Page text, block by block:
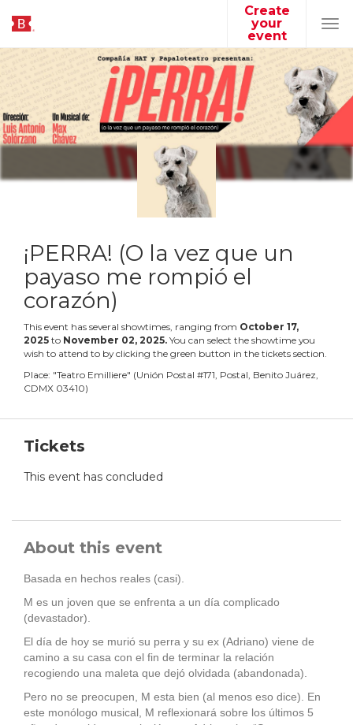
Create
your
event
¡PERRA! (O la vez que un
payaso me rompió el
corazón)
This event has several showtimes, ranging from October 17,
2025 to November 02, 2025. You can select the showtime you
wish to attend to by clicking the green button in the tickets section.
Place: "Teatro Emilliere" (Unión Postal #171, Postal, Benito Juárez,
CDMX 03410)
Tickets
This event has concluded
About this event
Basada en hechos reales (casi).
M es un joven que se enfrenta a un día complicado
(devastador).
El día de hoy se murió su perra y su ex (Adriano) viene de
camino a su casa con el fin de terminar la relación
recogiendo una maleta que dejó olvidada (abandonada).
Pero no se preocupen, M esta bien (al menos eso dice). En
este monólogo musical, M reflexionará sobre los últimos 5